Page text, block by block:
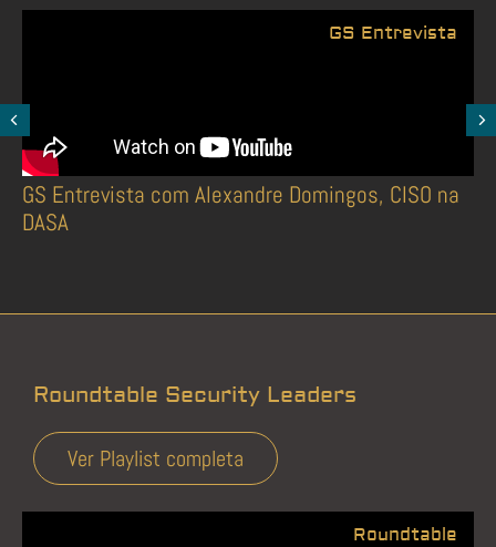
GS Entrevista
GS Entrevista com Alexandre Domingos, CISO na
DASA
Roundtable Security Leaders
Ver Playlist completa
Roundtable